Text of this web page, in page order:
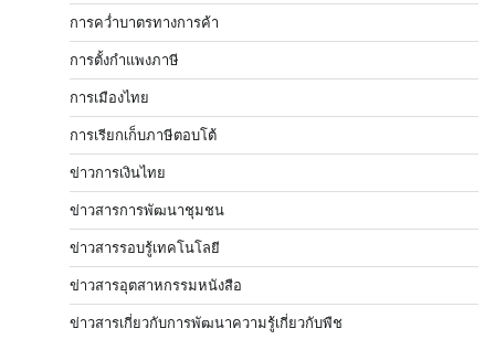
การคว่ำบาตรทางการค้า
การตั้งกำแพงภาษี
การเมืองไทย
การเรียกเก็บภาษีตอบโต้
ข่าวการเงินไทย
ข่าวสารการพัฒนาชุมชน
ข่าวสารรอบรู้เทคโนโลยี
ข่าวสารอุตสาหกรรมหนังสือ
ข่าวสารเกี่ยวกับการพัฒนาความรู้เกี่ยวกับพืช